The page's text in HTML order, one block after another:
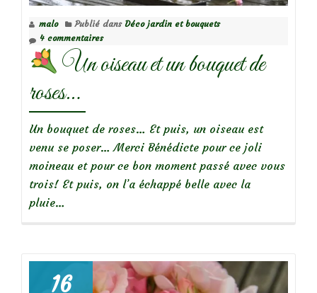
malo Publié dans Déco jardin et bouquets
4 commentaires
Un oiseau et un bouquet de
roses…
Un bouquet de roses… Et puis, un oiseau est
venu se poser… Merci Bénédicte pour ce joli
moineau et pour ce bon moment passé avec vous
trois! Et puis, on l’a échappé belle avec la
pluie…
16